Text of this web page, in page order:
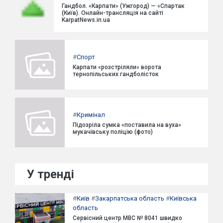
Гандбол. «Карпати» (Ужгород) — «Спартак
(Київ). Онлайн-трансляція на сайті
KarpatNews.in.ua
#Спорт
Карпати «розстріляли» ворота
тернопільських гандболісток
#Кримінал
Підозріла сумка «поставила на вуха»
мукачівську поліцію (фото)
У тренді
#Київ #Закарпатська область #Київська
область
Сервісний центр МВС № 8041 швидко